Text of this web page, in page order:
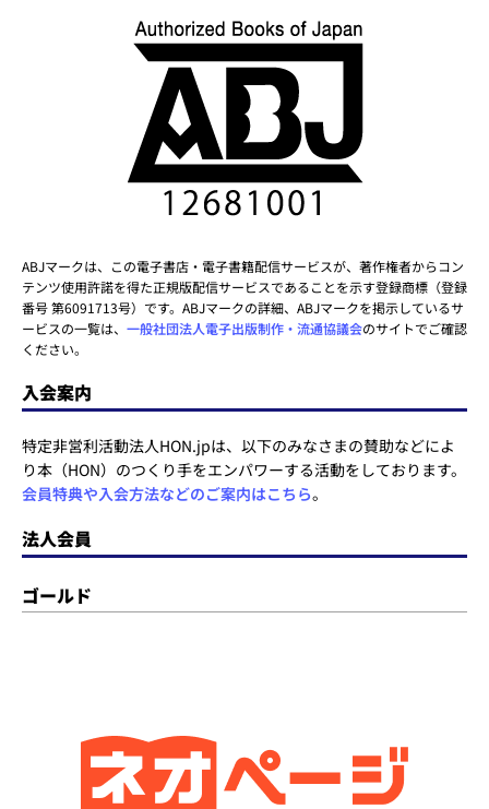
ABJマークは、この電子書店・電子書籍配信サービスが、著作権者からコン
テンツ使用許諾を得た正規版配信サービスであることを示す登録商標（登録
番号 第6091713号）です。ABJマークの詳細、ABJマークを掲示しているサ
ービスの一覧は、 一般社団法人電子出版制作・流通協議会のサイトでご確認
ください。
入会案内
特定非営利活動法人HON.jpは、以下のみなさまの賛助などによ
り本（HON）のつくり手をエンパワーする活動をしております。
会員特典や入会方法などのご案内はこちら。
法人会員
ゴールド